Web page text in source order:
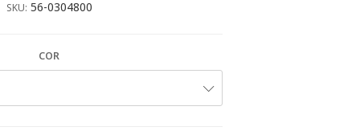
SKU: 56-0304800
COR